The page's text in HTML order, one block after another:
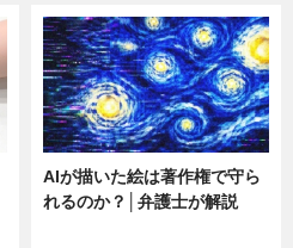
AIが描いた絵は著作権で守ら
れるのか？│弁護士が解説